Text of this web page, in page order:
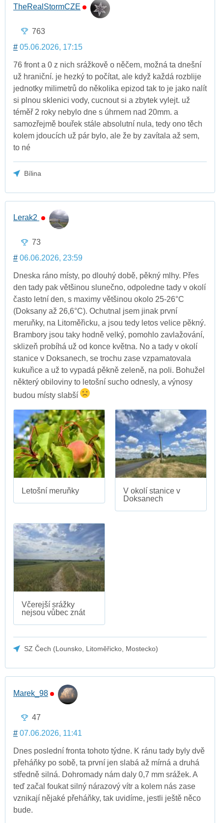
TheRealStormCZE
763
# 05.06.2026, 17:15
76 front a 0 z nich srážkově o něčem, možná ta dnešní
už hraniční. je hezký to počítat, ale když každá rozblije
jednotky milimetrů do několika epizod tak to je jako nalít
si plnou sklenici vody, cucnout si a zbytek vylejt. už
téměř 2 roky nebylo dne s úhrnem nad 20mm. a
samozřejmě bouřek stále absolutní nula, tedy ono těch
kolem jdoucích už pár bylo, ale že by zavítala až sem,
to né
Bílina
Lerak2
73
# 06.06.2026, 23:59
Dneska ráno místy, po dlouhý době, pěkný mlhy. Přes
den tady pak většinou slunečno, odpoledne tady v okolí
často letní den, s maximy většinou okolo 25-26°C
(Doksany až 26,6°C). Ochutnal jsem jinak první
meruňky, na Litoměřicku, a jsou tedy letos velice pěkný.
Brambory jsou taky hodně velký, pomohlo zavlažování,
sklizeň probíhá už od konce května. No a tady v okolí
stanice v Doksanech, se trochu zase vzpamatovala
kukuřice a už to vypadá pěkně zeleně, na poli. Bohužel
některý obiloviny to letošní sucho odnesly, a výnosy
budou místy slabší
Letošní meruňky
V okolí stanice v
Doksanech
Včerejší srážky
nejsou vůbec znát
SZ Čech (Lounsko, Litoměřicko, Mostecko)
Marek_98
47
# 07.06.2026, 11:41
Dnes poslední fronta tohoto týdne. K ránu tady byly dvě
přeháňky po sobě, ta první jen slabá až mírná a druhá
středně silná. Dohromady nám daly 0,7 mm srážek. A
teď začal foukat silný nárazový vítr a kolem nás zase
vznikají nějaké přeháňky, tak uvidíme, jestli ještě něco
bude.